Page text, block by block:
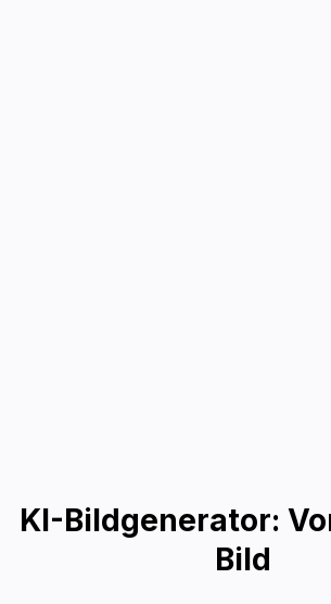
KI-Bildgenerator:
Bild